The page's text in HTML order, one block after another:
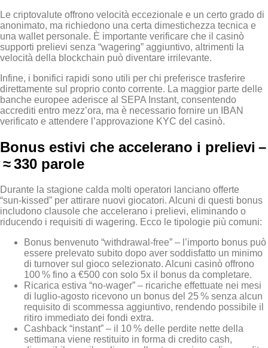
Le criptovalute offrono velocità eccezionale e un certo grado di
anonimato, ma richiedono una certa dimestichezza tecnica e
una wallet personale. È importante verificare che il casinò
supporti prelievi senza “wagering” aggiuntivo, altrimenti la
velocità della blockchain può diventare irrilevante.
Infine, i bonifici rapidi sono utili per chi preferisce trasferire
direttamente sul proprio conto corrente. La maggior parte delle
banche europee aderisce al SEPA Instant, consentendo
accrediti entro mezz’ora, ma è necessario fornire un IBAN
verificato e attendere l’approvazione KYC del casinò.
Bonus estivi che accelerano i prelievi –
≈ 330 parole
Durante la stagione calda molti operatori lanciano offerte
“sun‑kissed” per attirare nuovi giocatori. Alcuni di questi bonus
includono clausole che accelerano i prelievi, eliminando o
riducendo i requisiti di wagering. Ecco le tipologie più comuni:
Bonus benvenuto “withdrawal‑free” – l’importo bonus può
essere prelevato subito dopo aver soddisfatto un minimo
di turnover sul gioco selezionato. Alcuni casinò offrono
100 % fino a €500 con solo 5x il bonus da completare.
Ricarica estiva “no‑wager” – ricariche effettuate nei mesi
di luglio‑agosto ricevono un bonus del 25 % senza alcun
requisito di scommessa aggiuntivo, rendendo possibile il
ritiro immediato dei fondi extra.
Cashback “instant” – il 10 % delle perdite nette della
settimana viene restituito in forma di credito cash,